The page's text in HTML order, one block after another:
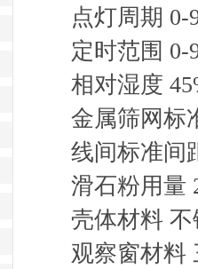
点灯周期 0-
定时范围 0-
相对湿度
金属筛网标
线间标准间
滑石粉用量
壳体材料
观察窗材料